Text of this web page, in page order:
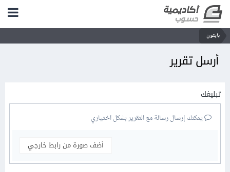
بايثون
أرسل تقرير
تبليغك
يمكنك إرسال رسالة مع التقرير بشكل اختياري
أضف صورة من رابط خارجي